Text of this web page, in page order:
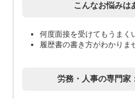
こんなお悩みは
何度面接を受けてもうまく
履歴書の書き方がわかりま
労務・人事の専門家